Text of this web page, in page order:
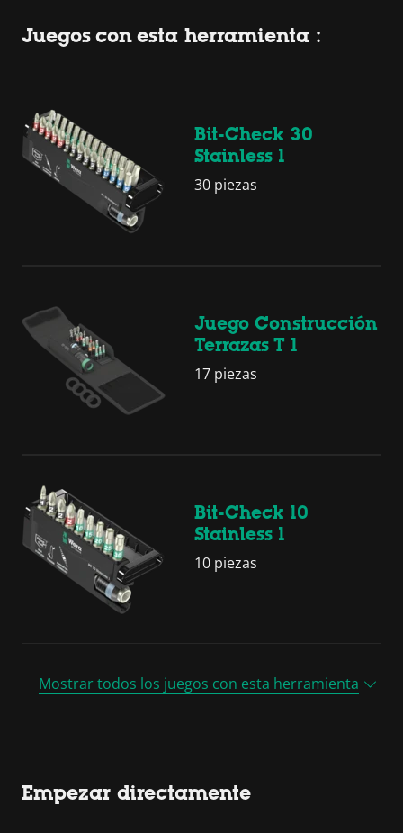
Juegos con esta herramienta :
Bit-Check 30
Stainless 1
30 piezas
Juego Construcción
Terrazas T 1
17 piezas
Bit-Check 10
Stainless 1
10 piezas
Mostrar todos los juegos con esta herramienta
Empezar directamente